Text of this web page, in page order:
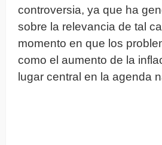
controversia, ya que ha
sobre la relevancia de tal
momento en que los
como el aumento de la
lugar central en la agenda